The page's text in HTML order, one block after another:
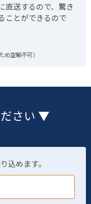
直送するので、驚き
ことができるので
め空輸不可）
さい ▼
込めます。